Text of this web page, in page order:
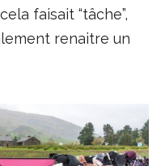
faisait “tâche”,
renaitre un